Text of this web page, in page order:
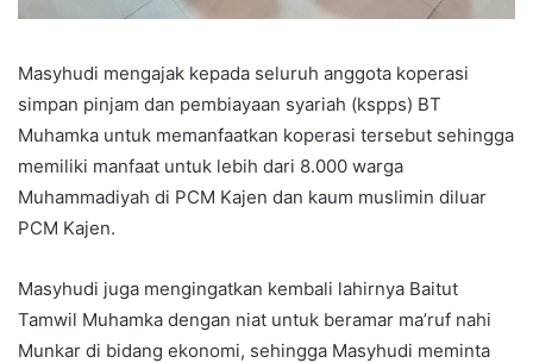
Masyhudi mengajak kepada seluruh anggota koperasi
simpan pinjam dan pembiayaan syariah (kspps) BT
Muhamka untuk memanfaatkan koperasi tersebut sehingga
memiliki manfaat untuk lebih dari 8.000 warga
Muhammadiyah di PCM Kajen dan kaum muslimin diluar
PCM Kajen.
Masyhudi juga mengingatkan kembali lahirnya Baitut
Tamwil Muhamka dengan niat untuk beramar ma’ruf nahi
Munkar di bidang ekonomi, sehingga Masyhudi meminta